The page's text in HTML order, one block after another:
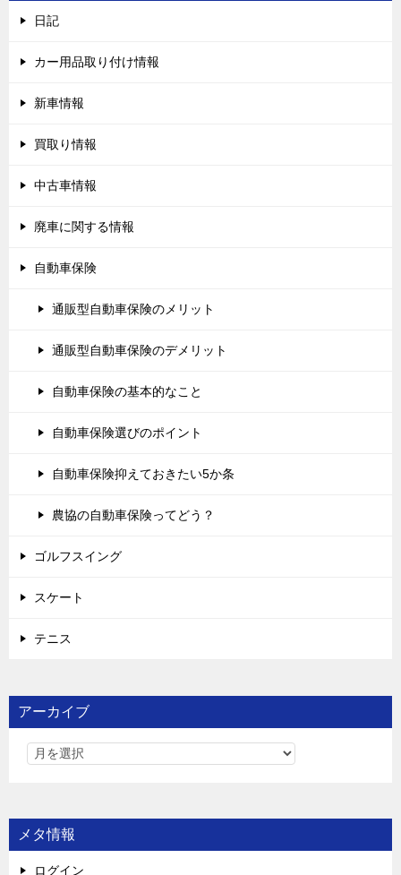
日記
カー用品取り付け情報
新車情報
買取り情報
中古車情報
廃車に関する情報
自動車保険
通販型自動車保険のメリット
通販型自動車保険のデメリット
自動車保険の基本的なこと
自動車保険選びのポイント
自動車保険抑えておきたい5か条
農協の自動車保険ってどう？
ゴルフスイング
スケート
テニス
アーカイブ
メタ情報
ログイン